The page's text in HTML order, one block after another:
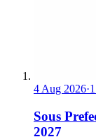
4 Aug 2026·
Sous
2027